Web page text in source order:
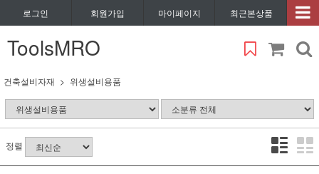
로그인 회원가입 마이페이지 최근본상품
ToolsMRO
건축설비자재 위생설비용품
정렬